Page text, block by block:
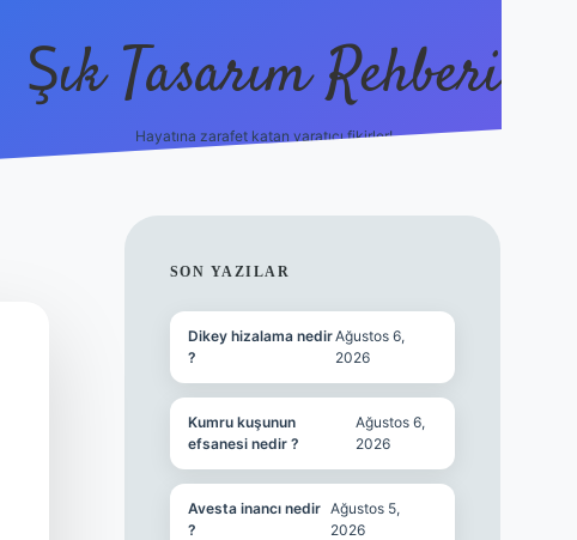
Şık Tasarım Rehberi
Hayatına zarafet katan yaratıcı fikirler!
SIDEBAR
SON YAZILAR
Dikey hizalama nedir
?
Ağustos 6,
2026
Kumru kuşunun
efsanesi nedir ?
Ağustos 6,
2026
Avesta inancı nedir
?
Ağustos 5,
2026
vdcasino giriş